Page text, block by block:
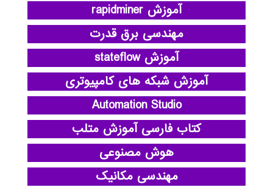
آموزش rapidminer
مهندسی برق قدرت
آموزش stateflow
آموزش شبکه های کامپیوتری
Automation Studio
کتاب فارسی آموزش متلب
هوش مصنوعی
مهندسی مکانیک